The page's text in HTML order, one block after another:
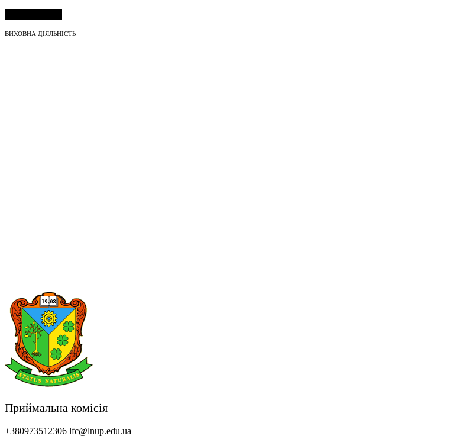
ВИХОВНА ДІЯЛЬНІСТЬ
Приймальна комісія
+380973512306 lfc@lnup.edu.ua